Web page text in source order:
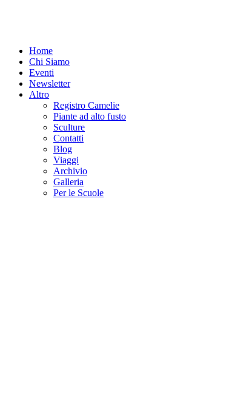
Home
Chi Siamo
Eventi
Newsletter
Altro
Registro Camelie
Piante ad alto fusto
Sculture
Contatti
Blog
Viaggi
Archivio
Galleria
Per le Scuole